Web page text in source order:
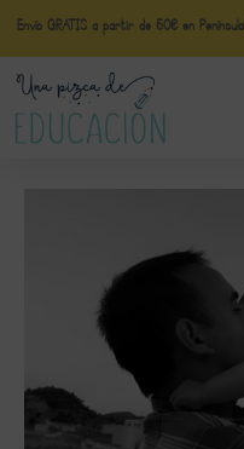
Envío GRATIS a partir de 50€ en